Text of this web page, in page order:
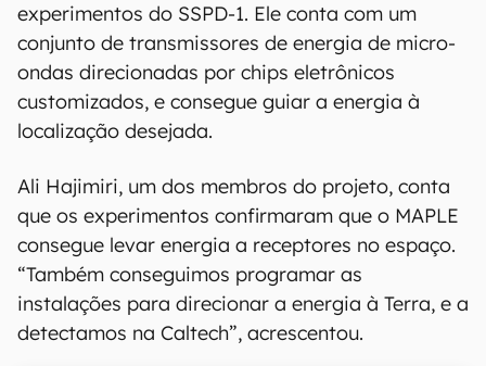
experimentos do SSPD-1. Ele conta com um
conjunto de transmissores de energia de micro-
ondas direcionadas por chips eletrônicos
customizados, e consegue guiar a energia à
localização desejada.
Ali Hajimiri, um dos membros do projeto, conta
que os experimentos confirmaram que o MAPLE
consegue levar energia a receptores no espaço.
“Também conseguimos programar as
instalações para direcionar a energia à Terra, e a
detectamos na Caltech”, acrescentou.